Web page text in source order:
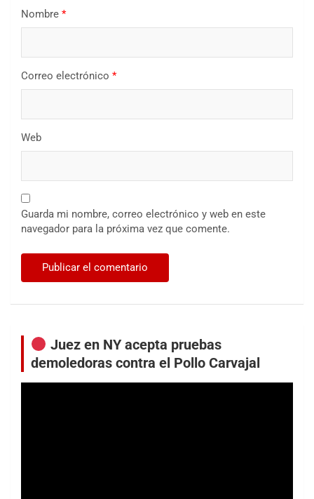
Nombre *
Correo electrónico *
Web
Guarda mi nombre, correo electrónico y web en este
navegador para la próxima vez que comente.
Juez en NY acepta pruebas
demoledoras contra el Pollo Carvajal